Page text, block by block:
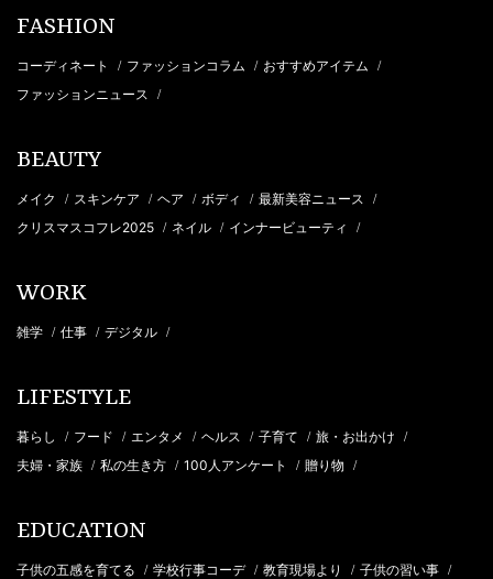
FASHION
コーディネート / ファッションコラム / おすすめアイテム /
ファッションニュース /
BEAUTY
メイク / スキンケア / ヘア / ボディ / 最新美容ニュース /
クリスマスコフレ2025 / ネイル / インナービューティ /
WORK
雑学 / 仕事 / デジタル /
LIFESTYLE
暮らし / フード / エンタメ / ヘルス / 子育て / 旅・お出かけ /
夫婦・家族 / 私の生き方 / 100人アンケート / 贈り物 /
EDUCATION
子供の五感を育てる / 学校行事コーデ / 教育現場より / 子供の習い事 /